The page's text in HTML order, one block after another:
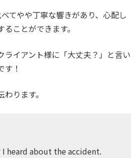
べてやや丁寧な響きがあり、心配し
ことができます。
ライアント様に「大丈夫？」と言い
！
ります。
I heard about the accident.